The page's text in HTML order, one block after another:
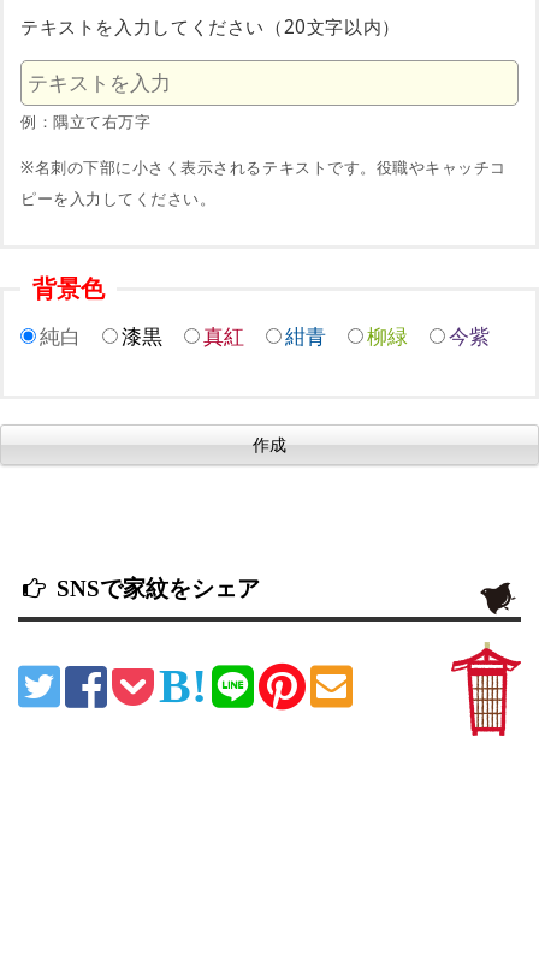
テキストを入力してください（20文字以内）
例：隅立て右万字
※名刺の下部に小さく表示されるテキストです。役職やキャッチコ
ピーを入力してください。
背景色
純白 漆黒 真紅 紺青 柳緑 今紫
SNSで家紋をシェア